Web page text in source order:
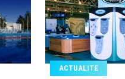
ACTUALITE